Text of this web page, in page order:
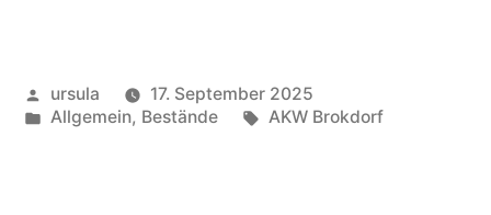
Veröffentlicht
von
ursula
17. September 2025
Veröffentlicht
Allgemein, Bestände Schlagwörter:
AKW Brokdorf